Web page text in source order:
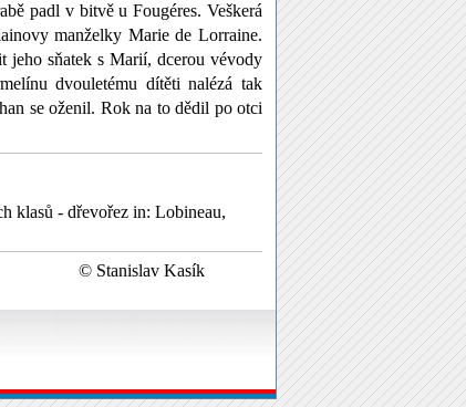
padl v bitvě u Fougéres. Veškerá
manželky Marie de Lorraine.
jeho sňatek s Marií, dcerou vévody
dvouletému dítěti nalézá tak
se oženil. Rok na to dědil po otci
klasů - dřevořez in: Lobineau,
Kasík